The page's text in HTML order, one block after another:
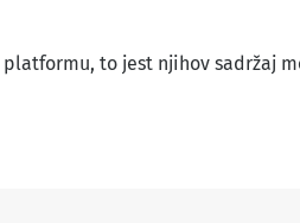
platformu, to jest njihov sadržaj